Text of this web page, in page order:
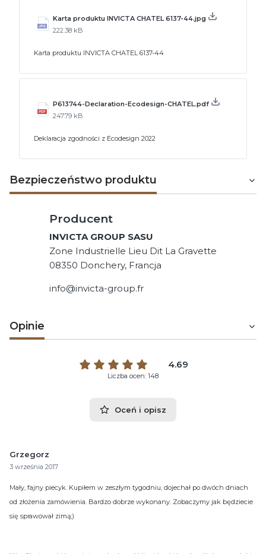
Karta produktu INVICTA CHATEL 6137-44.jpg
222.38 kB
Karta produktu INVICTA CHATEL 6137-44
P613744-Declaration-Ecodesign-CHATEL.pdf
247.79 kB
Deklaracja zgodności z Ecodesign 2022
Bezpieczeństwo produktu
Producent
INVICTA GROUP SASU
Zone Industrielle Lieu Dit La Gravette
08350 Donchery, Francja
info@invicta-group.fr
Opinie
4.69
Liczba ocen: 148
Oceń i opisz
Grzegorz
3 września 2017
Mały, fajny piecyk. Kupiłem w zeszłym tygodniu, dojechał po dwóch dniach
od złożenia zamówienia. Bardzo dobrze wykonany. Zobaczymy jak będziecie
się sprawował zimą;)